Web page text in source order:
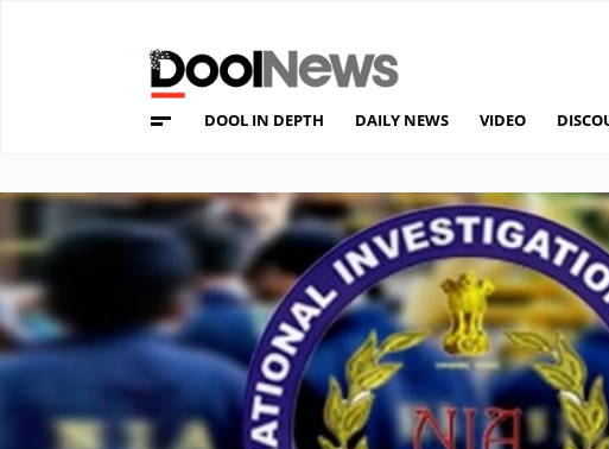
DOOL IN DEPTH DAILY NEWS VIDEO